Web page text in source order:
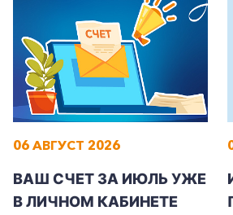
06 АВГУСТ 2026
ВАШ СЧЕТ ЗА ИЮЛЬ УЖЕ
В ЛИЧНОМ КАБИНЕТЕ